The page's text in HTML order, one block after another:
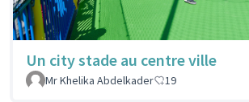
Un city stade au centre ville
Mr Khelika Abdelkader
19